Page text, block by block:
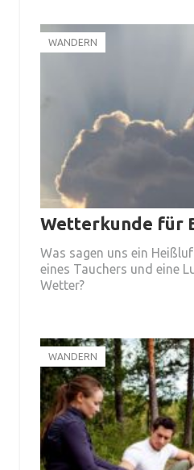
WANDERN
Wetterkunde für
Was sagen uns ein
eines Tauchers und eine
Wetter?
WANDERN